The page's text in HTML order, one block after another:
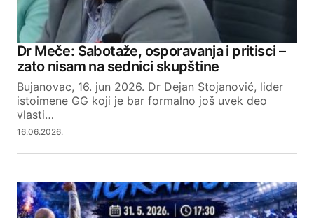
Dr Meče: Sabotaže, osporavanja i pritisci –
zato nisam na sednici skupštine
Bujanovac, 16. jun 2026. Dr Dejan Stojanović, lider
istoimene GG koji je bar formalno još uvek deo
vlasti…
16.06.2026.